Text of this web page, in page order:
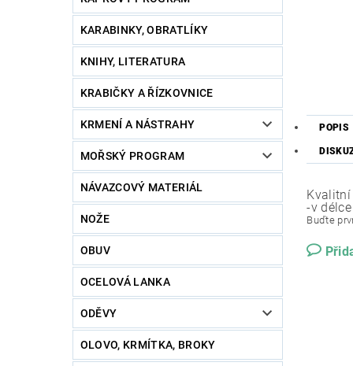
KARABINKY, OBRATLÍKY
KNIHY, LITERATURA
KRABIČKY A ŘÍZKOVNICE
KRMENÍ A NÁSTRAHY
MOŘSKÝ PROGRAM
NÁVAZCOVÝ MATERIÁL
NOŽE
OBUV
OCELOVÁ LANKA
ODĚVY
OLOVO, KRMÍTKA, BROKY
POPIS
-v
Buďte